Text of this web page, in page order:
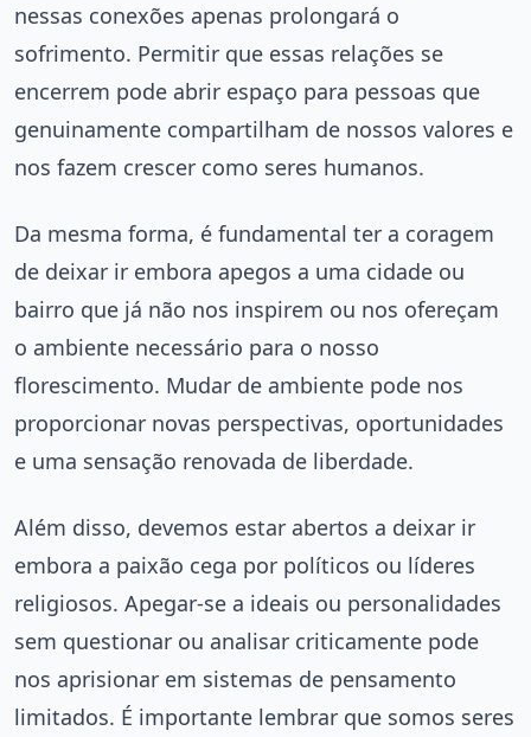
nessas conexões apenas prolongará o
sofrimento. Permitir que essas relações se
encerrem pode abrir espaço para pessoas que
genuinamente compartilham de nossos valores e
nos fazem crescer como seres humanos.
Da mesma forma, é fundamental ter a coragem
de deixar ir embora apegos a uma cidade ou
bairro que já não nos inspirem ou nos ofereçam
o ambiente necessário para o nosso
florescimento. Mudar de ambiente pode nos
proporcionar novas perspectivas, oportunidades
e uma sensação renovada de liberdade.
Além disso, devemos estar abertos a deixar ir
embora a paixão cega por políticos ou líderes
religiosos. Apegar-se a ideais ou personalidades
sem questionar ou analisar criticamente pode
nos aprisionar em sistemas de pensamento
limitados. É importante lembrar que somos seres